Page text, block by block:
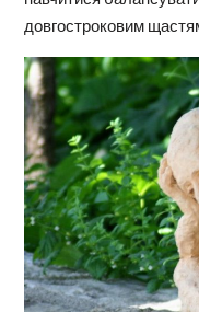
довгостроковим